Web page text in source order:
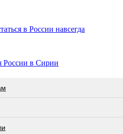
в России навсегда
России в Сирии